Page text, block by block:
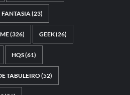
FANTASIA (23)
(326) GEEK(26)
HQS(61)
TABULEIRO(52)